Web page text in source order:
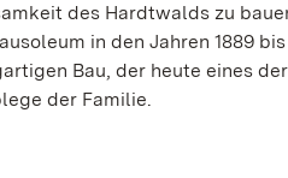
des Hardtwalds zu
in den Jahren 1889
Bau, der heute eines
der Familie.